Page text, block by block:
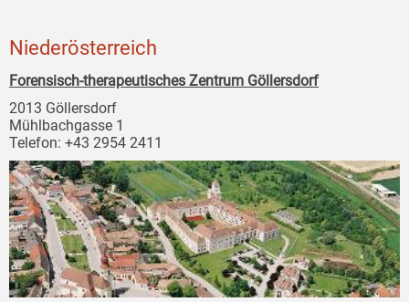
Niederösterreich
Forensisch-therapeutisches Zentrum Göllersdorf
2013 Göllersdorf
Mühlbachgasse 1
Telefon: +43 2954 2411